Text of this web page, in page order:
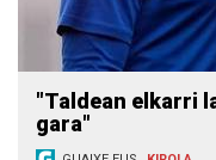
"Taldean elkarri
gara"